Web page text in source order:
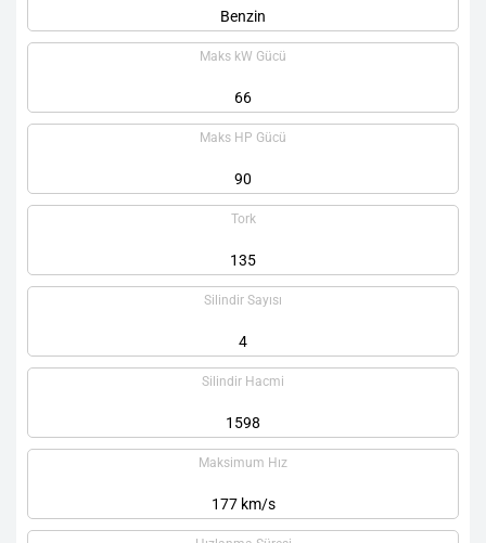
Benzin
Maks kW Gücü
66
Maks HP Gücü
90
Tork
135
Silindir Sayısı
4
Silindir Hacmi
1598
Maksimum Hız
177 km/s